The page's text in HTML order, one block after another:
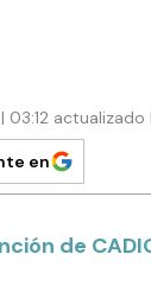
03:12
en
de